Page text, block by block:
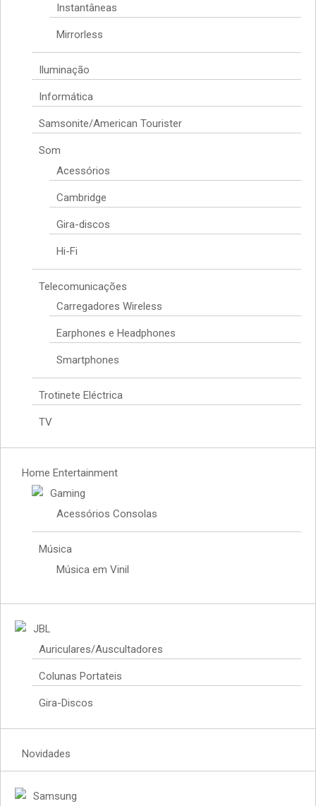
Instantâneas
Mirrorless
Iluminação
Informática
Samsonite/American Tourister
Som
Acessórios
Cambridge
Gira-discos
Hi-Fi
Telecomunicações
Carregadores Wireless
Earphones e Headphones
Smartphones
Trotinete Eléctrica
TV
Home Entertainment
Gaming
Acessórios Consolas
Música
Música em Vinil
JBL
Auriculares/Auscultadores
Colunas Portateis
Gira-Discos
Novidades
Samsung